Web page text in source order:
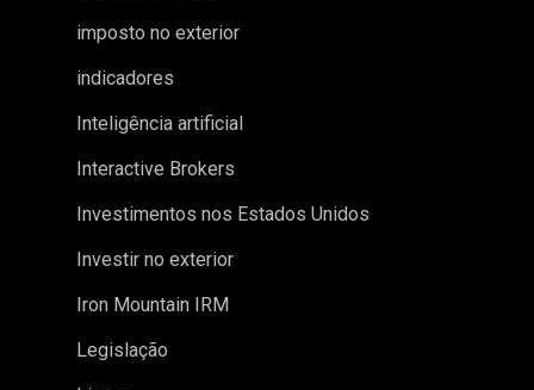
imposto no exterior
indicadores
Inteligência artificial
Interactive Brokers
Investimentos nos Estados Unidos
Investir no exterior
Iron Mountain IRM
Legislação